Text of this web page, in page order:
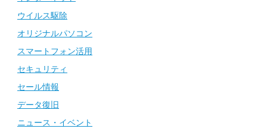
ウイルス駆除
オリジナルパソコン
スマートフォン活用
セキュリティ
セール情報
データ復旧
ニュース・イベント